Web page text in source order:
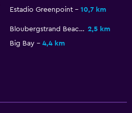
Estadio Greenpoint 10,7 km
Bloubergstrand Beach 2,5 km
Big Bay
4,4 km